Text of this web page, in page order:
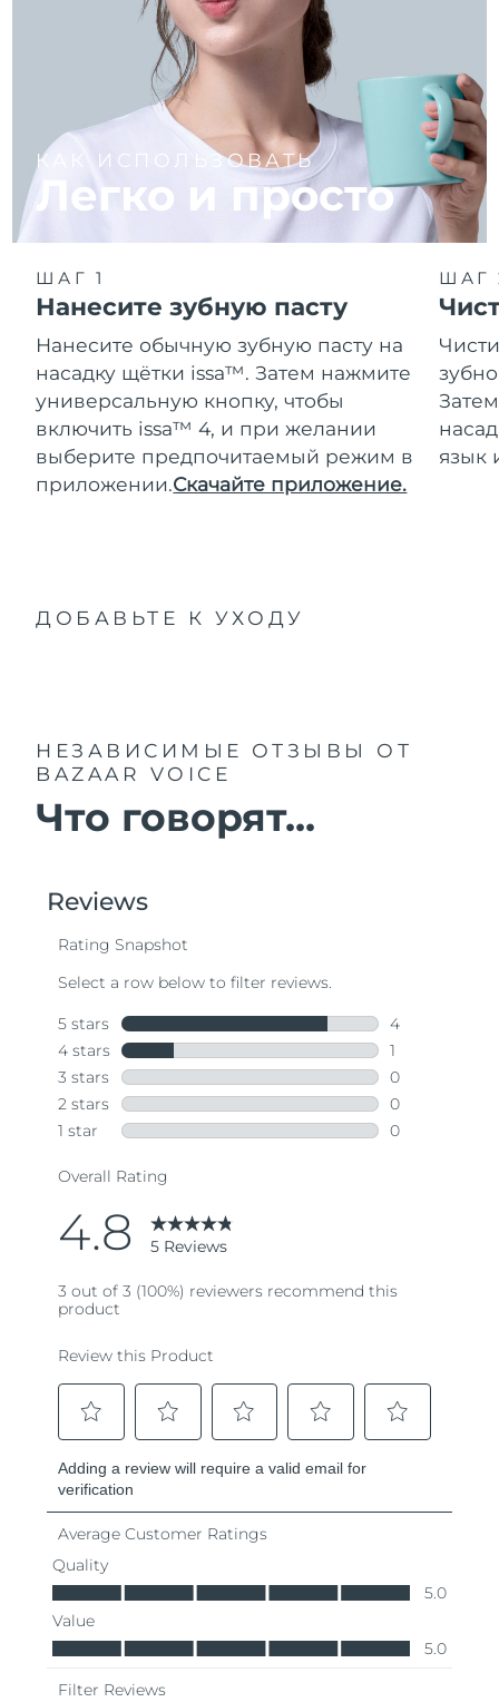
КАК ИСПОЛЬЗОВАТЬ
Легко и просто
ШАГ 1
Нанесите зубную пасту
Нанесите обычную зубную пасту на
насадку щётки issa™. Затем нажмите
универсальную кнопку, чтобы
включить issa™ 4, и при желании
выберите предпочитаемый режим в
приложении.Скачайте приложение.
ШАГ
язык
ДОБАВЬТЕ К УХОДУ
НЕЗАВИСИМЫЕ ОТЗЫВЫ
ОТ
BAZAAR VOICE
Что говорят...